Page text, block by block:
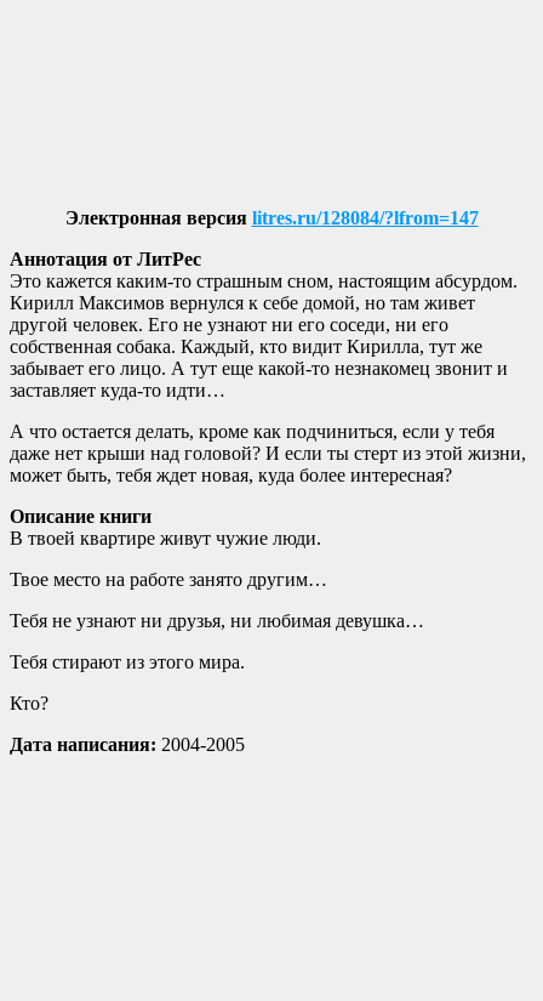
Электронная версия litres.ru/128084/?lfrom=147
Аннотация от ЛитРес
Это кажется каким-то страшным сном, настоящим абсурдом.
Кирилл Максимов вернулся к себе домой, но там живет
другой человек. Его не узнают ни его соседи, ни его
собственная собака. Каждый, кто видит Кирилла, тут же
забывает его лицо. А тут еще какой-то незнакомец звонит и
заставляет куда-то идти…
А что остается делать, кроме как подчиниться, если у тебя
даже нет крыши над головой? И если ты стерт из этой жизни,
может быть, тебя ждет новая, куда более интересная?
Описание книги
В твоей квартире живут чужие люди.
Твое место на работе занято другим…
Тебя не узнают ни друзья, ни любимая девушка…
Тебя стирают из этого мира.
Кто?
Дата написания: 2004-2005